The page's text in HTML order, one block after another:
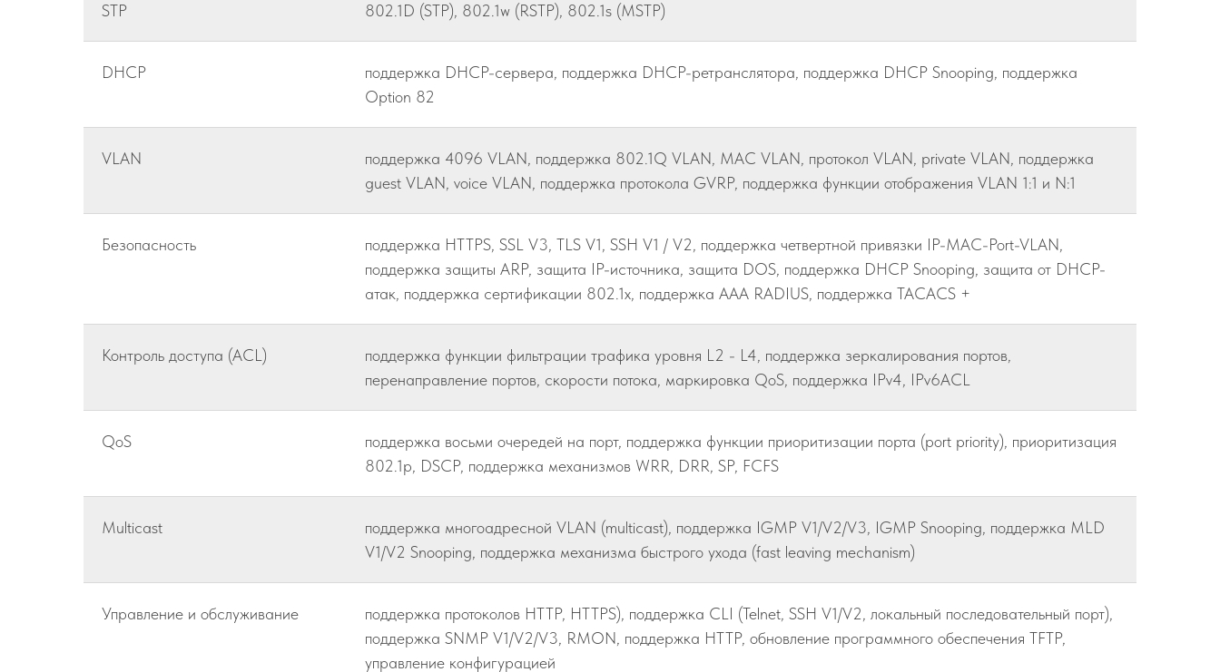
STP 802.1D (STP), 802.1w (RSTP), 802.1s (MSTP)
DHCP
поддержка DHCP-сервера, поддержка DHCP-ретранслятора, поддержка DHCP Snooping, поддержка
Option 82
VLAN
поддержка 4096 VLAN, поддержка 802.1Q VLAN, MAC VLAN, протокол VLAN, private VLAN, поддержка
guest VLAN, voice VLAN, поддержка протокола GVRP, поддержка функции отображения VLAN 1:1 и N:1
Безопасность
поддержка HTTPS, SSL V3, TLS V1, SSH V1 / V2, поддержка четвертной привязки IP-MAC-Port-VLAN,
поддержка защиты ARP, защита IP-источника, защита DOS, поддержка DHCP Snooping, защита от DHCP-
атак, поддержка сертификации 802.1x, поддержка AAA RADIUS, поддержка TACACS +
Контроль доступа (ACL)
поддержка функции фильтрации трафика уровня L2 - L4, поддержка зеркалирования портов,
перенаправление портов, скорости потока, маркировка QoS, поддержка IPv4, IPv6ACL
QoS
поддержка восьми очередей на порт, поддержка функции приоритизации порта (port priority), приоритизация
802.1p, DSCP, поддержка механизмов WRR, DRR, SP, FCFS
Multicast
поддержка многоадресной VLAN (multicast), поддержка IGMP V1/V2/V3, IGMP Snooping, поддержка MLD
V1/V2 Snooping, поддержка механизма быстрого ухода (fast leaving mechanism)
Управление и обслуживание
поддержка протоколов HTTP, HTTPS), поддержка CLI (Telnet, SSH V1/V2, локальный последовательный порт),
поддержка SNMP V1/V2/V3, RMON, поддержка HTTP, обновление программного обеспечения TFTP,
управление конфигурацией